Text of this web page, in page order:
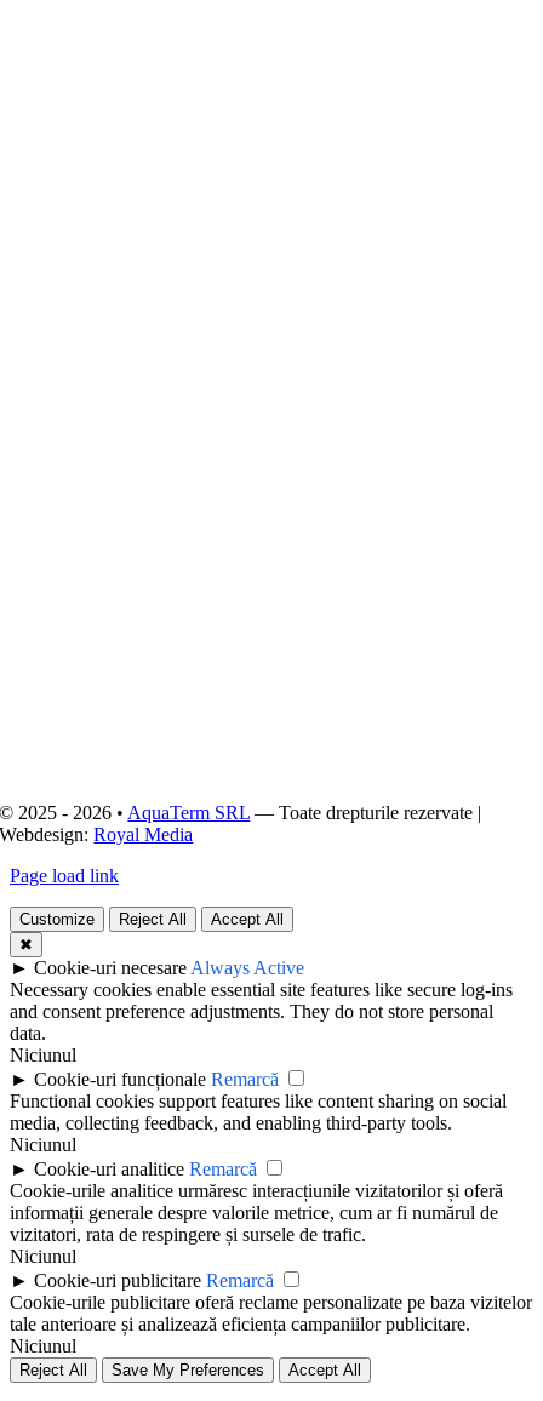
© 2025 - 2026 • AquaTerm SRL — Toate drepturile rezervate |
Webdesign:Royal Media
Page load link
Customize Reject All
Accept All
✖
► Cookie-uri necesare Always Active
Necessary cookies enable essential site features like secure log-ins
and consent preference adjustments. They do not store personal
data.
Niciunul
► Cookie-uri funcționale Remarcă
Functional cookies support features like content sharing on social
media, collecting feedback, and enabling third-party tools.
Niciunul
► Cookie-uri analitice Remarcă
Cookie-urile analitice urmăresc interacțiunile vizitatorilor și oferă
informații generale despre valorile metrice, cum ar fi numărul de
vizitatori, rata de respingere și sursele de trafic.
Niciunul
► Cookie-uri publicitare Remarcă
Cookie-urile publicitare oferă reclame personalizate pe baza vizitelor
tale anterioare și analizează eficiența campaniilor publicitare.
Niciunul
Reject All Save My Preferences Accept All